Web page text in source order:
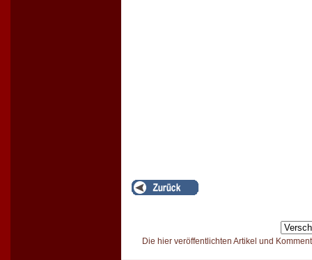
Die hier veröffentlichten Artikel und